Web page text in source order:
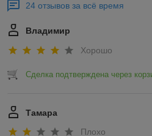
24 отзывов за всё время
Владимир
Хорошо
Сделка подтверждена через
Тамара
Плохо